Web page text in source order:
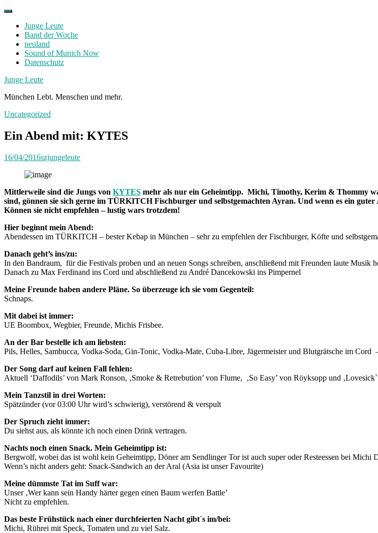
Skip
contentJunge Leute
Band der Woche
neuland
Sound of Munich Now
Datenschutz
Facebook
Twitter
Instagram
Junge Leute
München Lebt. Menschen und mehr.
Uncategorized
Ein Abend mit: KYTES
16/04/2016szjungeleute
Mittlerweile sind die Jungs von KYTES mehr als nur ein Geheimtipp. Michi, Timothy, Kerim & Thommy
sind, gönnen sie sich gerne im TÜRKITCH Fischburger und selbstgemachten Ayran. Und wenn es ein
Können sie nicht empfehlen – lustig wars trotzdem!
Hier beginnt mein Abend:
Abendessen im TÜRKITCH – bester Kebap in München – sehr zu empfehlen der Fischburger, Köfte und
Danach geht’s ins/zu:
In den Bandraum, für die Festivals proben und an neuen Songs schreiben, anschließend mit Freunden laute Musik
Danach zu Max Ferdinand ins Cord und abschließend zu André Dancekowski ins Pimpernel
Meine Freunde haben andere Pläne. So überzeuge ich sie vom Gegenteil:
Schnaps.
Mit dabei ist immer:
UE Boombox, Wegbier, Freunde, Michis Frisbee.
An der Bar bestelle ich am liebsten:
Pils, Helles, Sambucca, Vodka-Soda, Gin-Tonic, Vodka-Mate, Cuba-Libre, Jägermeister und Blutgrätsche im Cord
Der Song darf auf keinen Fall fehlen:
Aktuell ‘Daffodils’ von Mark Ronson, ‚Smoke & Retrebution’ von Flume, ‚So Easy’ von Röyksopp und
Mein Tanzstil in drei Worten:
Spätzünder (vor 03:00 Uhr wird’s schwierig), verstörend & verspult
Der Spruch zieht immer:
Du siehst aus, als könnte ich noch einen Drink vertragen.
Nachts noch einen Snack. Mein Geheimtipp ist:
Bergwolf, wobei das ist wohl kein Geheimtipp, Döner am Sendlinger Tor ist auch super oder Resteessen bei Michi
Wenn’s nicht anders geht: Snack-Sandwich an der Aral (Asia ist unser Favourite)
Meine dümmste Tat im Suff war:
Unser ‚Wer kann sein Handy härter gegen einen Baum werfen Battle’
Nicht zu empfehlen.
Das beste Frühstück nach einer durchfeierten Nacht gibt`s im/bei:
Michi, Rührei mit Speck, Tomaten und zu viel Salz.